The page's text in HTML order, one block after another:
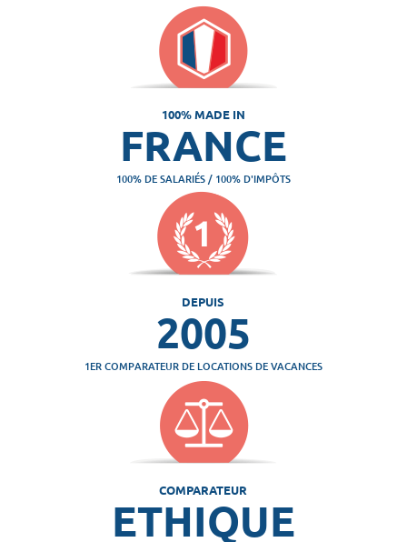
100% MADE IN
FRANCE
100% DE SALARIÉS / 100% D'IMPÔTS
DEPUIS
2005
1ER COMPARATEUR DE LOCATIONS DE VACANCES
COMPARATEUR
ETHIQUE